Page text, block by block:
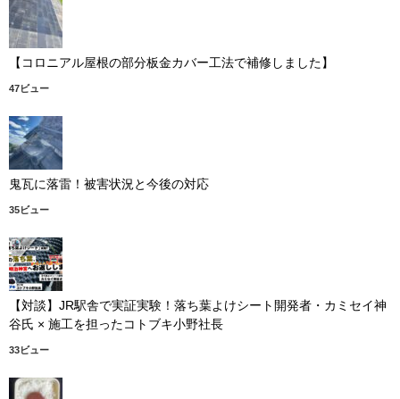
【コロニアル屋根の部分板金カバー工法で補修しました】
47ビュー
鬼瓦に落雷！被害状況と今後の対応
35ビュー
【対談】JR駅舎で実証実験！落ち葉よけシート開発者・カミセイ神
谷氏 × 施工を担ったコトブキ小野社長
33ビュー